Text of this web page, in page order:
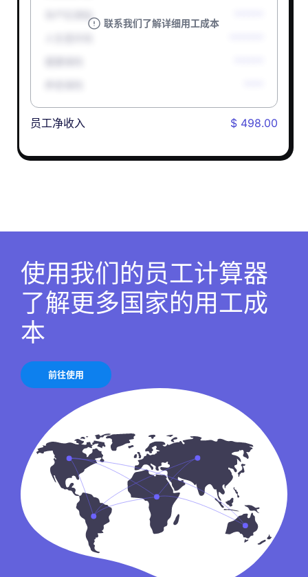
联系我们了解详细用工成本
孕产妇津贴
员工净收入 $ 498.00
使用我们的员工计算器
了解更多国家的用工成
本
前往使用